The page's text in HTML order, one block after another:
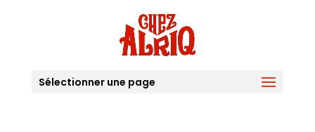
Sélectionner une page